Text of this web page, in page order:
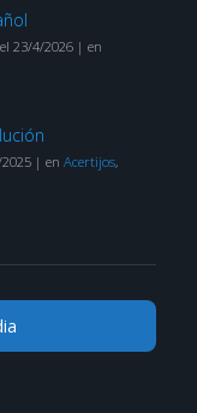
23/4/2026| en
| en Acertijos,